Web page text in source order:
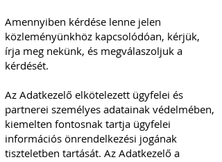
Amennyiben kérdése lenne jelen
közleményünkhöz kapcsolódóan, kérjük,
írja meg nekünk, és megválaszoljuk a
kérdését.
Az Adatkezelő elkötelezett ügyfelei és
partnerei személyes adatainak védelmében,
kiemelten fontosnak tartja ügyfelei
információs önrendelkezési jogának
tiszteletben tartását. Az Adatkezelő a